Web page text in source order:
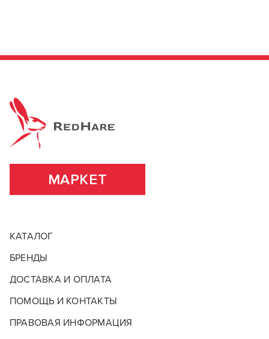
МАРКЕТ
КАТАЛОГ
БРЕНДЫ
ДОСТАВКА И ОПЛАТА
ПОМОЩЬ И КОНТАКТЫ
ПРАВОВАЯ ИНФОРМАЦИЯ